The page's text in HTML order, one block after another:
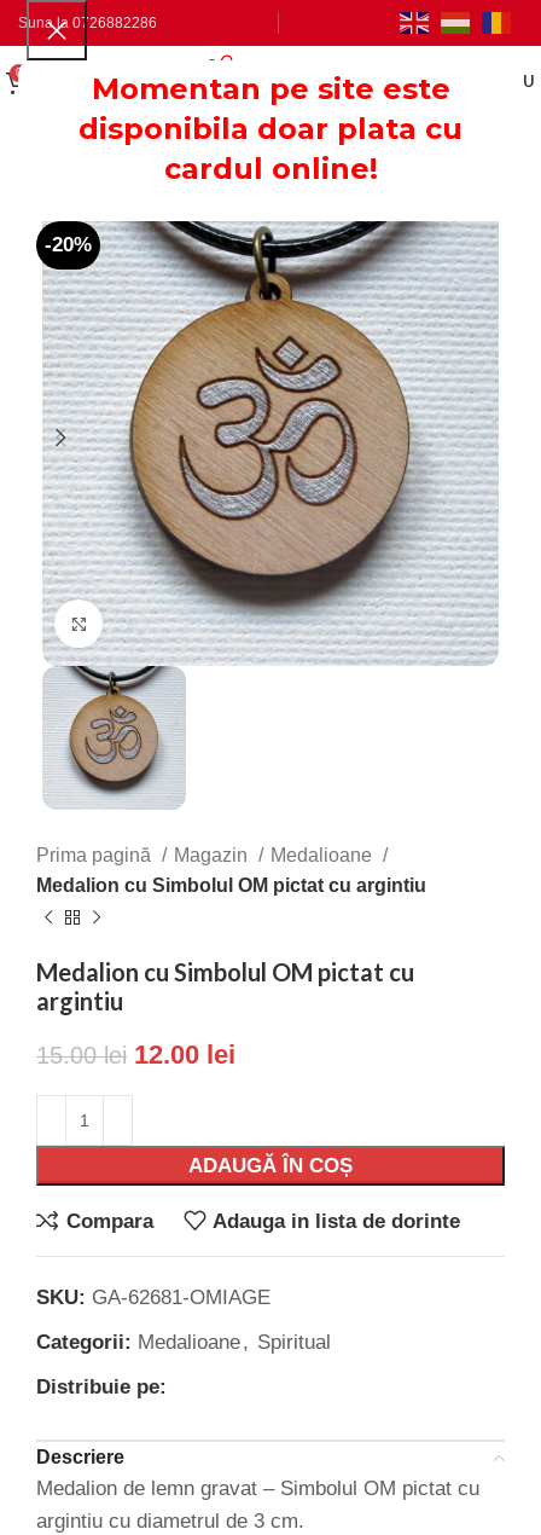
Momentan pe site este
disponibila doar plata cu
cardul online!
Suna la 0726882286
0 LEI MENU
-20%
Click to enlarge
Prima pagină Magazin
Medalioane
Medalion cu Simbolul OM pictat cu argintiu
Medalion cu Simbolul OM pictat cu
argintiu
15.00lei 12.00 lei
ADAUGĂ ÎN COȘ
Compara Adauga in lista de dorinte
SKU: GA-62681-OMIAGE
Categorii: Medalioane, Spiritual
Distribuie pe:
Descriere
Medalion de lemn gravat – Simbolul OM pictat cu
argintiu cu diametrul de 3 cm.